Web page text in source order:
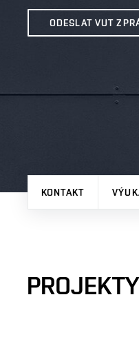
ODESLAT VUT
KONTAKT
PROJEKTY